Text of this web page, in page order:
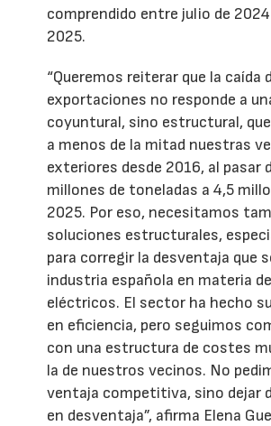
comprendido entre julio de
2025.
“Queremos reiterar que la caída
exportaciones no responde a
coyuntural, sino estructural,
a menos de la mitad nuestras
exteriores desde 2016, al pasar
millones de toneladas a 4,5
2025. Por eso, necesitamos
soluciones estructurales,
para corregir la desventaja que
industria española en materia
eléctricos. El sector ha hecho
en eficiencia, pero seguimos
con una estructura de costes
la de nuestros vecinos. No
ventaja competitiva, sino dejar
en desventaja”, afirma Elena